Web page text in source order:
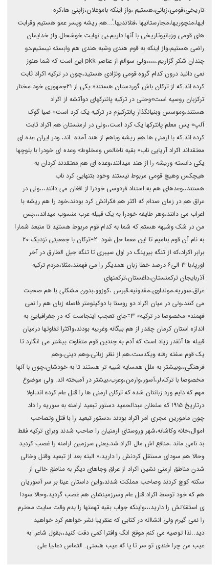
تاریخی،قومی،زبانی،هستیم ،واز اینکه باموغلان،ژاپنی ها،کره
ایها،منچوریها،مجارستانیها ،فنلاندیها.ٔ...هم ریشه وپسر عمو هستیم وقرابت
های قومی وزبانیوتاریخی با آنها داریم،بی نهایت خوشحال واز خدایمان
راضی هستیم،واز اینکه به قوم هندی وشبه هندی هم وابسته نیستیم،دو
چندان شکر گزاریم.،،،،،ولی سوالم از عناصر pkk این است که شما هنوز
نمی دانید درون کدام گروه قومی ونژادی هستید،چون در ترکیه اکراد ثابت
کرده اند که از ترکان باش گوردستان هستند« یکی از ۲۱جمهوری خود مختار
ترکزبان روسیه است»وحتی در ترکیه پانترکهای دوآتشه از اکراد
هستند،وموسس وبنیانگذار پانترکیزم در ترکیه یک کرد است« ضیا گوک
آلپ» پس معلم پانترکها یک کرد است،،ولی در ارمنستان هم اکراد ثابت
کرده اند که با ارمنی ها هم ریشه وباهم از هند آمده. اند، ودر ایران عده ای
معتقداند اکراد آریایی ناب« بقیه ناخالص ومخلوط» وعده ای خودرا با بلوچها
یکی دانسته وریشه را از هند میدانند،وعده ای هم معتقدند کردان به
هیچکس وهیچ قومی مربوط نیستند وخود بتنهایی کرد ناب
هستند،،وعدهای هم به استناد فردوسی خودرا از افغان می دانند،،،ولی در
عراق هم در زمان صدام که اکثر هم فکرانش کرد بودند،خود را هم ریشه با
اعراب می دانند،وهر طایفه خودرا به یک قبیله عرب منسوب میداند،،،پس
من در شک وشبهه هستم که شما به کدام قوم مربوط هستید تا منبعد شمارا
به نام آن قوم بنامیم.تا این معما حل شود. ۲=ترکان با جمعیتی نزدیک ۲۰
برابر اکراد،که از تنگه بیرینگ در اول سیبری تا تنگه جبل الطارق در آخر
اورپا،با ۳ الی۶ درصد خطا زبان همدیگر را می فهمند،مثلا،مردم ترکیه
آذربایجان ترکمنستان،داغستان،ترکمنهای
عراق،سوریه،مولداوی،مقدونیه،قبرس ،کوزوو،بدون مشکلی با هم صحبت
می کنند،ولی در میان اکراد دو روستا با دوکیلومتر فاصله زبان هم را نمی
فهمند« مخصوصا در ترکیه» ۳=جای تعجب اینجاست که در جغرافیایی به
اندازه استان کرمان چقدر از هم بیگانه وغریبه بودند،واکثرا تفاوتها درمیان
قبیله ها آنقدر زیاد است که آدم به چندین قوم متفاوت بیشتر می انگارد تا
یک قوم سفته رفته ویکدست،هم از نظر زبانی،وهم دینی،وهم
فرهنگی،،وبیشتر به ملل همسایه شبیه تر هستند تا به خودشان،چون با آنها
مخصوصا با ترک،لر،آسور،وارمن،وعرب،بیشتر در آمیخته اند. ولی موضوع
مهم که دایم ورد زبانتان شده که ترکان ارمنی ها را قتل عام کرده اند،اولا
درتاریخ ۱۹۱۵ که سلطان عبدالحمید دستور تبعید ارامنه به سوریه را داد
چون مامورین مجری امر اکراد بودند ،دستور تبعید را با قتل وتصاحب
اموال،خانه وکاشانه،شهر وروستای ارمنیان را صاحب شدند وبرای ترکیه فقط
بد نامی ماند ،منافع اش مال اکراد شد،یعنی سرزمین ارامنه را غصب کردید
وحالا هم سودای مستقل کردنش را دارید،« البته بعد از تبعید وقتل وخالی
شدن مناطق ارمنی نشین اکراد از عراق وجاهای دیگر به مناطق خالی از
سکنه کوچ کردند وصاحب مملکت شدند،واین داستان عینا بر سر آسوریان
هم که خود توسط اکراد قتل عام وسرزمینشان هم غصب گردید،وحالا سودا
ی استقلالش را دارید،،،واینکه جواب بقیه تهمتها را بدم وقت سایت محترم
را نمی گیرم ولی انشااله در کتابی که عنقریبا نشر خواهم کرد خواهید
دید..لذا توصیه می کنم موقع انگ وافترا کمی دقت کنید،،بقول شاعر: به
عیب من چرا خندی تو سر تا پا که عیب هستی. التماس دعا،یا علی.